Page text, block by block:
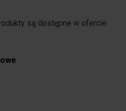
są dostępne w ofercie